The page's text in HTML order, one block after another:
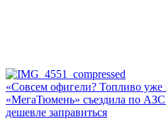
«Совсем офигели? Топливо уже
«МегаТюмень» съездила по
дешевле заправиться